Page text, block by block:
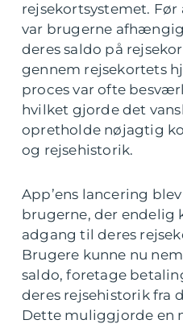
rejsekortsystemet.
var brugerne
deres saldo på
gennem rejsekortets
proces var ofte
hvilket gjorde det
opretholde nøjagtig
og rejsehistorik.
App’ens lancering
brugerne, der endelig
adgang til deres
Brugere kunne nu
saldo, foretage
deres rejsehistorik fra
Dette muliggjorde en